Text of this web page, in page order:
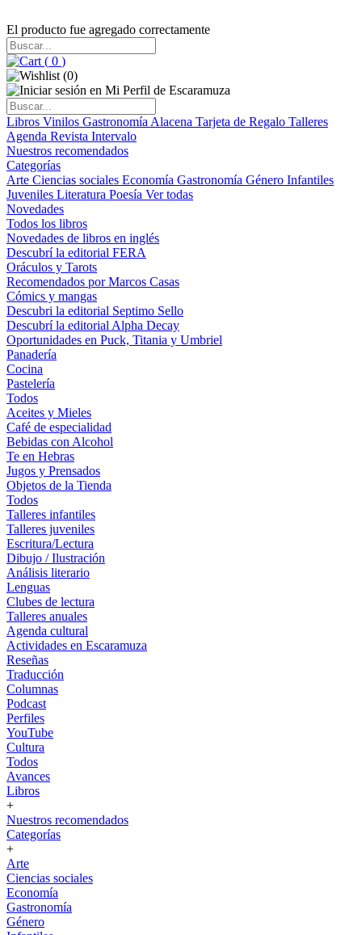
El producto fue agregado correctamente
( 0 )
(0)
Libros Vinilos Gastronomía Alacena Tarjeta de Regalo Talleres
Agenda Revista Intervalo
Nuestros recomendados
Categorías
Arte Ciencias sociales Economía Gastronomía Género Infantiles
Juveniles Literatura Poesía Ver todas
Novedades
Todos los libros
Novedades de libros en inglés
Descubrí la editorial FERA
Oráculos y Tarots
Recomendados por Marcos Casas
Cómics y mangas
Descubri la editorial Septimo Sello
Descubrí la editorial Alpha Decay
Oportunidades en Puck, Titania y Umbriel
Panadería
Cocina
Pastelería
Todos
Aceites y Mieles
Café de especialidad
Bebidas con Alcohol
Te en Hebras
Jugos y Prensados
Objetos de la Tienda
Todos
Talleres infantiles
Talleres juveniles
Escritura/Lectura
Dibujo / Ilustración
Análisis literario
Lenguas
Clubes de lectura
Talleres anuales
Agenda cultural
Actividades en Escaramuza
Reseñas
Traducción
Columnas
Podcast
Perfiles
YouTube
Cultura
Todos
Avances
Libros
+
Nuestros recomendados
Categorías
+
Arte
Ciencias sociales
Economía
Gastronomía
Género